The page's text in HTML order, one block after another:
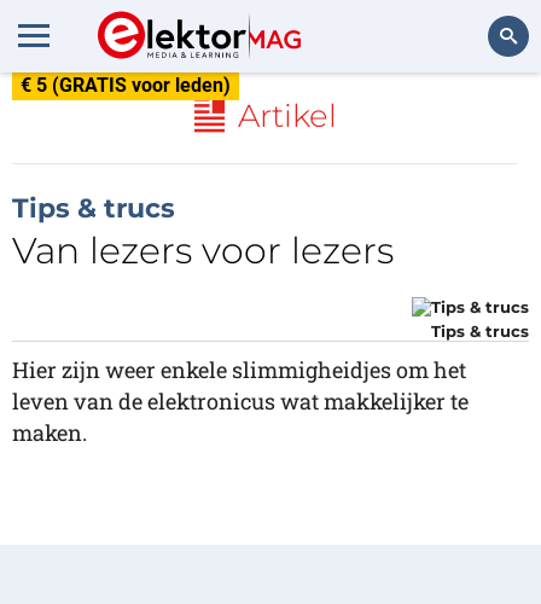
€ 5 (GRATIS voor leden)
Artikel
Tips & trucs
Van lezers voor lezers
Tips & trucs
Hier zijn weer enkele slimmigheidjes om het
leven van de elektronicus wat makkelijker te
maken.